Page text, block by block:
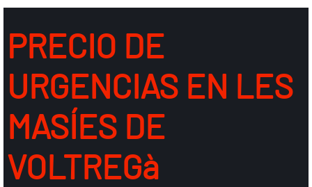
PRECIO DE
URGENCIAS EN LES
MASÍES DE
VOLTREGà